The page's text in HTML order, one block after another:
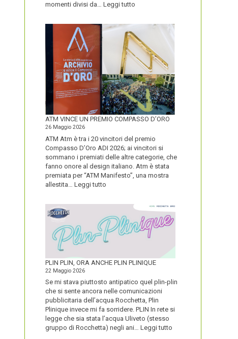
momenti divisi da… Leggi tutto
LOGO
DOLOMITI
ENERGIA
MOSTRA
LA
SUA
IDENTITÀ
PIÚ
FORTE
ATM VINCE UN PREMIO COMPASSO D’ORO
26 Maggio 2026
ATM Atm è tra i 20 vincitori del premio
Compasso D’Oro ADI 2026; ai vincitori si
sommano i premiati delle altre categorie, che
fanno onore al design italiano. Atm è stata
premiata per “ATM Manifesto”, una mostra
allestita… Leggi tutto
PREMIO
COMPASSO
D’ORO
PLIN PLIN, ORA ANCHE PLIN PLINIQUE
22 Maggio 2026
Se mi stava piuttosto antipatico quel plin-plin
che si sente ancora nelle comunicazioni
pubblicitaria dell’acqua Rocchetta, Plin
Plinique invece mi fa sorridere. PLIN In rete si
legge che sia stata l’acqua Uliveto (stesso
gruppo di Rocchetta) negli ani… Leggi tutto